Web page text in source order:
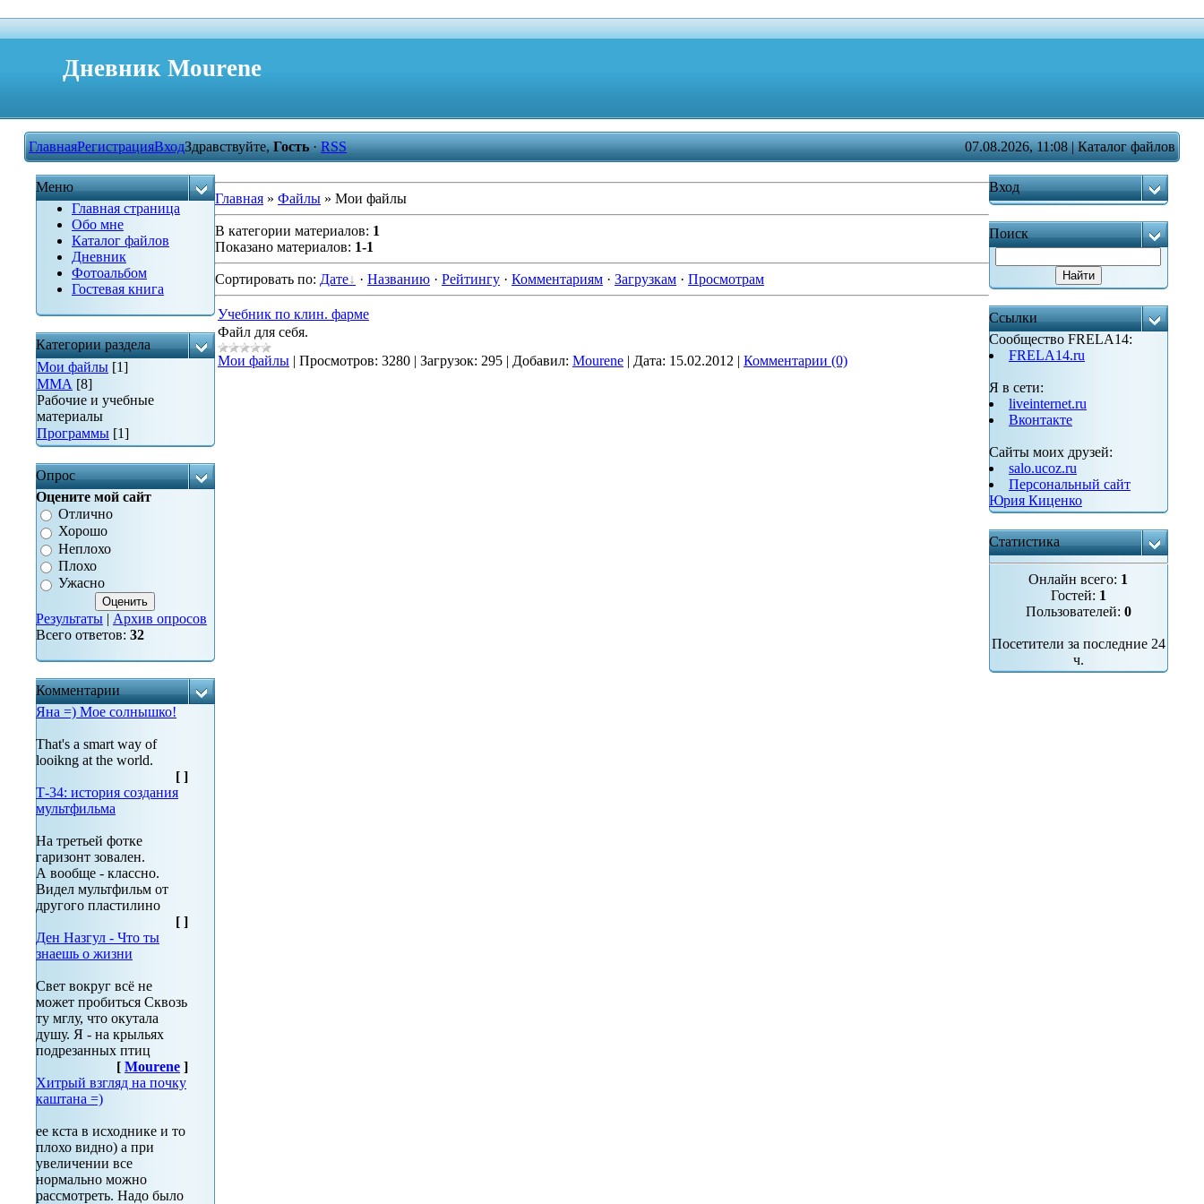
Дневник Mourene
ГлавнаяРегистрацияВходЗдравствуйте,Гость·RSS 07.08.2026, 11:08 | Каталог файлов
Меню
Главная страница
Обо мне
Каталог файлов
Дневник
Фотоальбом
Гостевая книга
Категории раздела
Мои файлы [1]
ММА [8]
Рабочие и учебные
материалы
Программы [1]
Опрос
Оцените мой сайт
Отлично
Хорошо
Неплохо
Плохо
Ужасно
Результаты| Архив опросов
Всего ответов: 32
Комментарии
Яна =) Мое солнышко!
That's a smart way of
looikng at the world.
[ ]
Т-34: история создания
мультфильма
На третьей фотке
гаризонт зовален.
А вообще - классно.
Видел мультфильм от
другого пластилино
[ ]
Ден Назгул - Что ты
знаешь о жизни
Свет вокруг всё не
может пробиться Сквозь
ту мглу, что окутала
душу. Я - на крыльях
подрезанных птиц
[ Mourene]
Хитрый взгляд на почку
каштана =)
ее кста в исходнике и то
плохо видно) а при
увеличении все
нормально можно
рассмотреть. Надо было
Главная» Файлы» Мои файлы
В категории материалов: 1
Показано материалов: 1-1
Сортировать по: Дате · Названию· Рейтингу· Комментариям· Загрузкам· Просмотрам
Учебник по клин. фарме
Файл для себя.
Мои файлы| Просмотров: 3280| Загрузок: 295| Добавил: Mourene| Дата: 15.02.2012 | Комментарии (0)
Вход
Поиск
Ссылки
Сообщество FRELA14:
FRELA14.ru
Я в сети:
liveinternet.ru
Вконтакте
Сайты моих друзей:
salo.ucoz.ru
Персональный сайт
Юрия Киценко
Статистика
Онлайн всего: 1
Гостей: 1
Пользователей: 0
Посетители за последние 24
ч.